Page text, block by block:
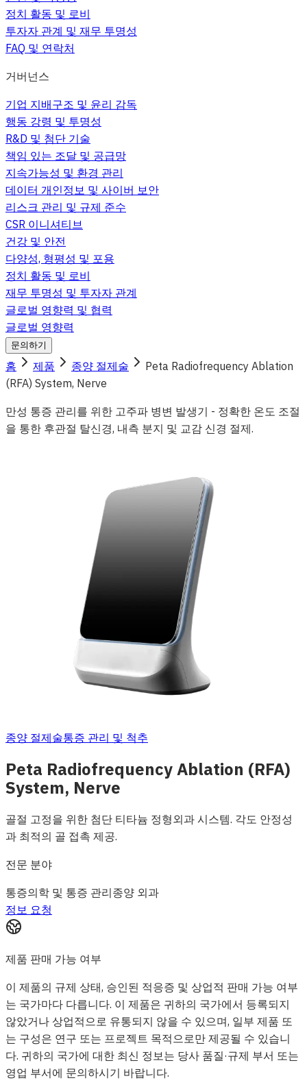
정치 활동 및 로비
투자자 관계 및 재무 투명성
FAQ 및 연락처
거버넌스
기업 지배구조 및 윤리 감독
행동 강령 및 투명성
R&D 및 첨단 기술
책임 있는 조달 및 공급망
지속가능성 및 환경 관리
데이터 개인정보 및 사이버 보안
리스크 관리 및 규제 준수
CSR 이니셔티브
건강 및 안전
다양성, 형평성 및 포용
정치 활동 및 로비
재무 투명성 및 투자자 관계
글로벌 영향력 및 협력
글로벌 영향력
문의하기
홈 제품 종양 절제술
Peta Radiofrequency Ablation
(RFA) System, Nerve
만성 통증 관리를 위한 고주파 병변 발생기 - 정확한 온도 조절
을 통한 후관절 탈신경, 내측 분지 및 교감 신경 절제.
종양 절제술통증 관리 및 척추
Peta Radiofrequency Ablation (RFA)
System, Nerve
골절 고정을 위한 첨단 티타늄 정형외과 시스템. 각도 안정성
과 최적의 골 접촉 제공.
전문 분야
통증의학 및 통증 관리종양 외과
정보 요청
제품 판매 가능 여부
이 제품의 규제 상태, 승인된 적응증 및 상업적 판매 가능 여부
는 국가마다 다릅니다. 이 제품은 귀하의 국가에서 등록되지
않았거나 상업적으로 유통되지 않을 수 있으며, 일부 제품 또
는 구성은 연구 또는 프로젝트 목적으로만 제공될 수 있습니
다. 귀하의 국가에 대한 최신 정보는 당사 품질·규제 부서 또는
영업 부서에 문의하시기 바랍니다.